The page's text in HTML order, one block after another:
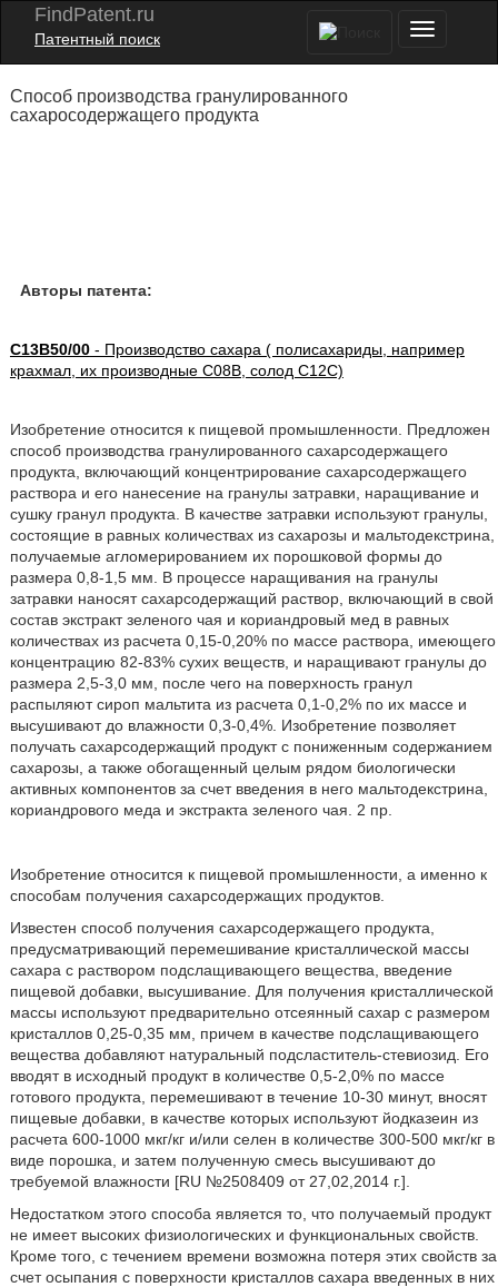
FindPatent.ru
Патентный поиск
Способ производства гранулированного
сахаросодержащего продукта
Авторы патента:
C13B50/00- Производство сахара ( полисахариды, например
крахмал, их производные C08B, солод C12C)
Изобретение относится к пищевой промышленности. Предложен
способ производства гранулированного сахарсодержащего
продукта, включающий концентрирование сахарсодержащего
раствора и его нанесение на гранулы затравки, наращивание и
сушку гранул продукта. В качестве затравки используют гранулы,
состоящие в равных количествах из сахарозы и мальтодекстрина,
получаемые агломерированием их порошковой формы до
размера 0,8-1,5 мм. В процессе наращивания на гранулы
затравки наносят сахарсодержащий раствор, включающий в свой
состав экстракт зеленого чая и кориандровый мед в равных
количествах из расчета 0,15-0,20% по массе раствора, имеющего
концентрацию 82-83% сухих веществ, и наращивают гранулы до
размера 2,5-3,0 мм, после чего на поверхность гранул
распыляют сироп мальтита из расчета 0,1-0,2% по их массе и
высушивают до влажности 0,3-0,4%. Изобретение позволяет
получать сахарсодержащий продукт с пониженным содержанием
сахарозы, а также обогащенный целым рядом биологически
активных компонентов за счет введения в него мальтодекстрина,
кориандрового меда и экстракта зеленого чая. 2 пр.
Изобретение относится к пищевой промышленности, а именно к
способам получения сахарсодержащих продуктов.
Известен способ получения сахарсодержащего продукта,
предусматривающий перемешивание кристаллической массы
сахара с раствором подслащивающего вещества, введение
пищевой добавки, высушивание. Для получения кристаллической
массы используют предварительно отсеянный сахар с размером
кристаллов 0,25-0,35 мм, причем в качестве подслащивающего
вещества добавляют натуральный подсластитель-стевиозид. Его
вводят в исходный продукт в количестве 0,5-2,0% по массе
готового продукта, перемешивают в течение 10-30 минут, вносят
пищевые добавки, в качестве которых используют йодказеин из
расчета 600-1000 мкг/кг и/или селен в количестве 300-500 мкг/кг в
виде порошка, и затем полученную смесь высушивают до
требуемой влажности [RU №2508409 от 27,02,2014 г.].
Недостатком этого способа является то, что получаемый продукт
не имеет высоких физиологических и функциональных свойств.
Кроме того, с течением времени возможна потеря этих свойств за
счет осыпания с поверхности кристаллов сахара введенных в них